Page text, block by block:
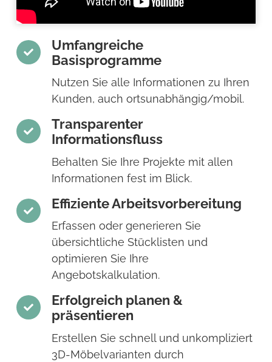
Umfangreiche
Basisprogramme
Nutzen Sie alle Informationen zu Ihren
Kunden, auch ortsunabhängig/mobil.
Transparenter
Informationsfluss
Behalten Sie Ihre Projekte mit allen
Informationen fest im Blick.
Effiziente Arbeitsvorbereitung
Erfassen oder generieren Sie
übersichtliche Stücklisten und
optimieren Sie Ihre
Angebotskalkulation.
Erfolgreich planen &
präsentieren
Erstellen Sie schnell und unkompliziert
3D-Möbelvarianten durch